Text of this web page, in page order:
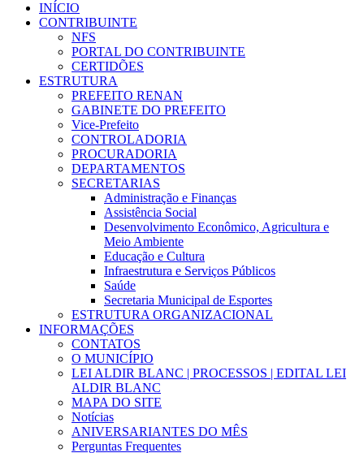
INÍCIO
CONTRIBUINTE
NFS
PORTAL DO CONTRIBUINTE
CERTIDÕES
ESTRUTURA
PREFEITO RENAN
GABINETE DO PREFEITO
Vice-Prefeito
CONTROLADORIA
PROCURADORIA
DEPARTAMENTOS
SECRETARIAS
Administração e Finanças
Assistência Social
Desenvolvimento Econômico, Agricultura e
Meio Ambiente
Educação e Cultura
Infraestrutura e Serviços Públicos
Saúde
Secretaria Municipal de Esportes
ESTRUTURA ORGANIZACIONAL
INFORMAÇÕES
CONTATOS
O MUNICÍPIO
LEI ALDIR BLANC | PROCESSOS | EDITAL LEI
ALDIR BLANC
MAPA DO SITE
Notícias
ANIVERSARIANTES DO MÊS
Perguntas Frequentes